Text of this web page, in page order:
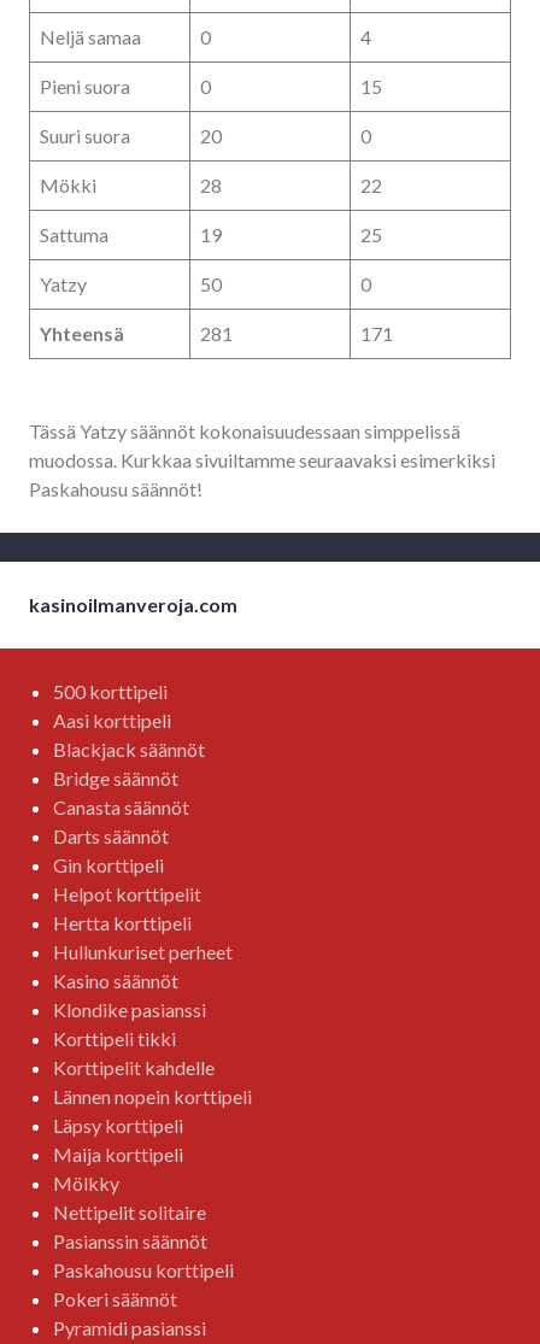
Neljä samaa 0 4
Pieni suora 0 15
Suuri suora 20 0
Mökki 28 22
Sattuma 19 25
Yatzy 50 0
Yhteensä 281 171
Tässä Yatzy säännöt kokonaisuudessaan simppelissä
muodossa. Kurkkaa sivuiltamme seuraavaksi esimerkiksi
Paskahousu säännöt!
kasinoilmanveroja.com
500 korttipeli
Aasi korttipeli
Blackjack säännöt
Bridge säännöt
Canasta säännöt
Darts säännöt
Gin korttipeli
Helpot korttipelit
Hertta korttipeli
Hullunkuriset perheet
Kasino säännöt
Klondike pasianssi
Korttipeli tikki
Korttipelit kahdelle
Lännen nopein korttipeli
Läpsy korttipeli
Maija korttipeli
Mölkky
Nettipelit solitaire
Pasianssin säännöt
Paskahousu korttipeli
Pokeri säännöt
Pyramidi pasianssi